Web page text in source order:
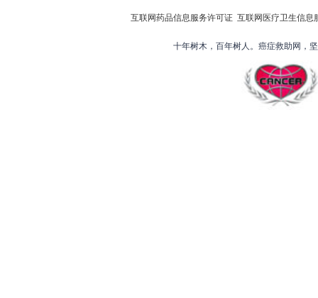
互联网药品信息服务许可证 互联网医疗卫生信息
十年树木，百年树人。癌症救助网，